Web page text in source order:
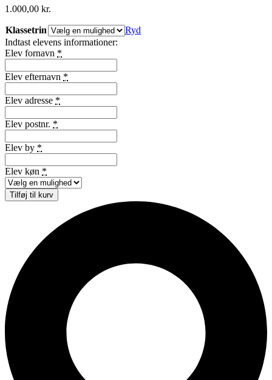
1.000,00 kr.
Klassetrin
Ryd
Indtast elevens informationer:
Elev fornavn *
Elev efternavn *
Elev adresse *
Elev postnr. *
Elev by *
Elev køn *
Skoleår
28/29
Tilføj til kurv